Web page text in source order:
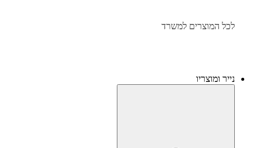
לכל המוצרים למשרד
נייר ומוצריו